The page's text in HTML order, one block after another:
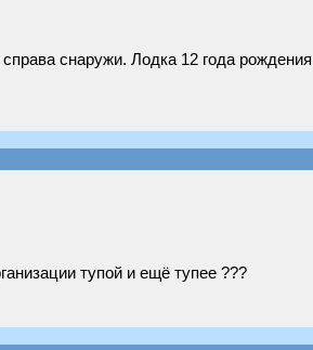
снаружи. Лодка 12 года
тупой и ещё тупее ???